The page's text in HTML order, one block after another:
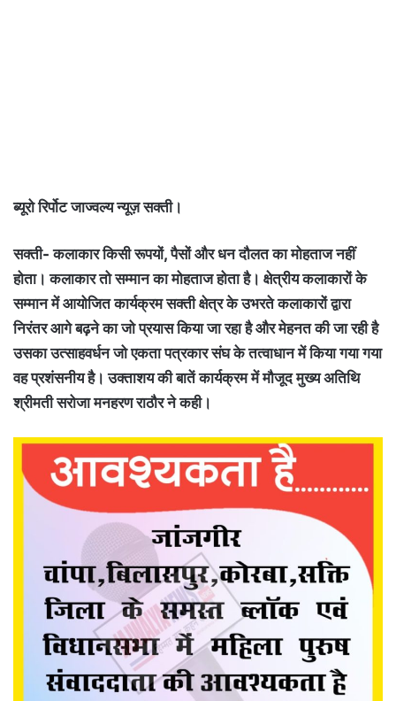
ब्यूरो रिर्पोट जाज्वल्य न्यूज़ सक्ती।
सक्ती- कलाकार किसी रूपयों, पैसों और धन दौलत का मोहताज नहीं
होता। कलाकार तो सम्मान का मोहताज होता है। क्षेत्रीय कलाकारों के
सम्मान में आयोजित कार्यक्रम सक्ती क्षेत्र के उभरते कलाकारों द्वारा
निरंतर आगे बढ़ने का जो प्रयास किया जा रहा है और मेहनत की जा रही है
उसका उत्साहवर्धन जो एकता पत्रकार संघ के तत्वाधान में किया गया गया
वह प्रशंसनीय है। उक्ताशय की बातें कार्यक्रम में मौजूद मुख्य अतिथि
श्रीमती सरोजा मनहरण राठौर ने कही।